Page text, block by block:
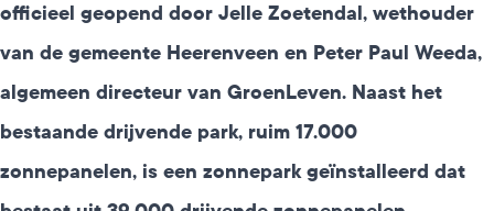
officieel geopend door Jelle Zoetendal, wethouder
van de gemeente Heerenveen en Peter Paul Weeda,
algemeen directeur van GroenLeven. Naast het
bestaande drijvende park, ruim 17.000
zonnepanelen, is een zonnepark geïnstalleerd dat